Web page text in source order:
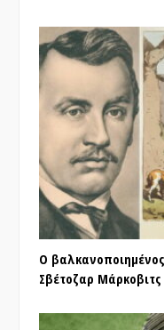
Ο
Σβέτοζαρ